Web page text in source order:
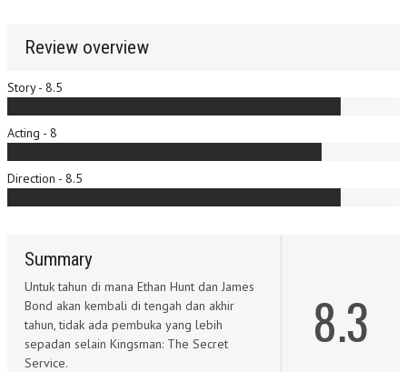
Review overview
Story - 8.5
Acting - 8
Direction - 8.5
Summary
Untuk tahun di mana Ethan Hunt dan James
Bond akan kembali di tengah dan akhir
tahun, tidak ada pembuka yang lebih
sepadan selain Kingsman: The Secret
Service.
8.3